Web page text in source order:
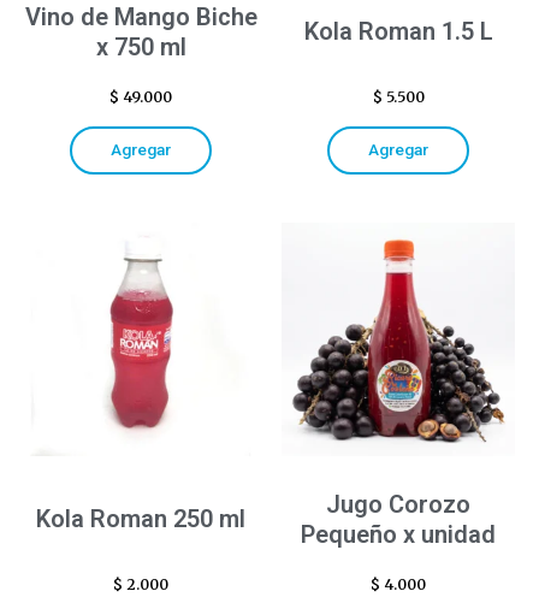
Vino de Mango Biche
x 750 ml
$ 49.000
Agregar
Kola Roman 1.5 L
$ 5.500
Agregar
Kola Roman 250 ml
$ 2.000
Jugo Corozo
Pequeño x unidad
$ 4.000